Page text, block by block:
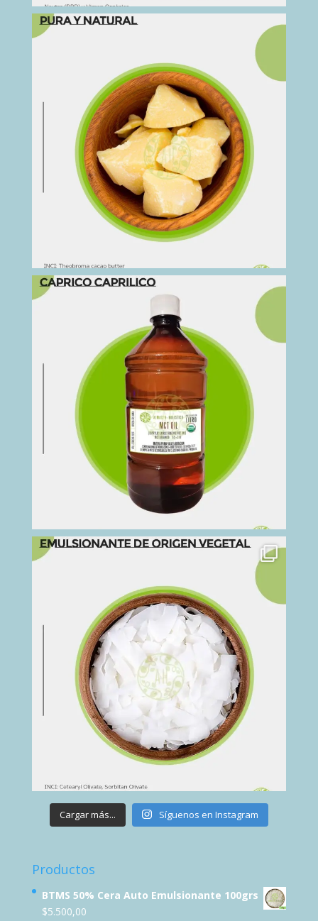
Cargar más... Síguenos en Instagram
Productos
BTMS 50% Cera Auto Emulsionante 100grs
$5.500,00